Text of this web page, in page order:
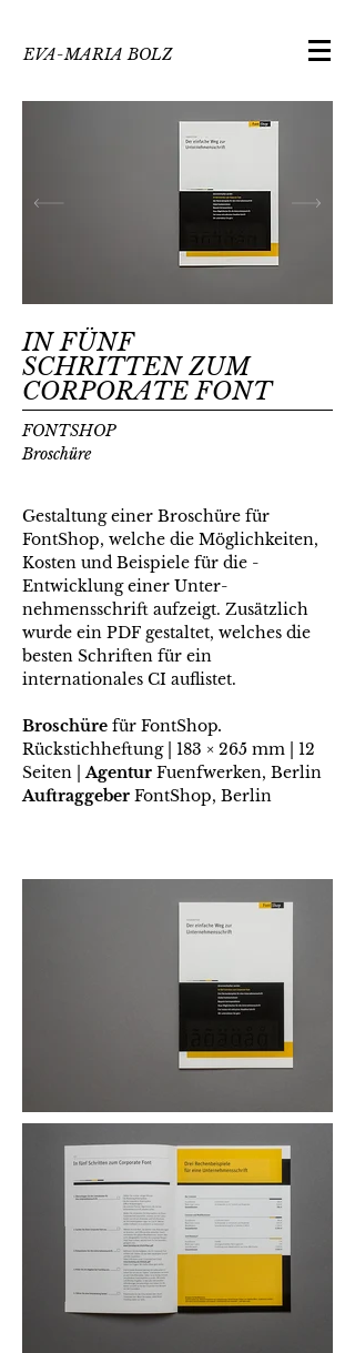
EVA-MARIA BOLZ
IN FÜNF
SCHRITTEN ZUM
CORPORATE FONT
FONTSHOP
Broschüre
Gestaltung einer Broschüre für
FontShop, welche die Möglichkeiten,
Kosten und Beispiele für die ­
Entwicklung einer Unter­
nehmensschrift aufzeigt. Zusätzlich
wurde ein PDF gestaltet, welches die
besten Schriften für ein
internationales CI auflistet.
Broschüre für FontShop.
Rückstichheftung | 183 × 265 mm | 12
Seiten |Agentur Fuenfwerken, Berlin
Auftraggeber FontShop, Berlin